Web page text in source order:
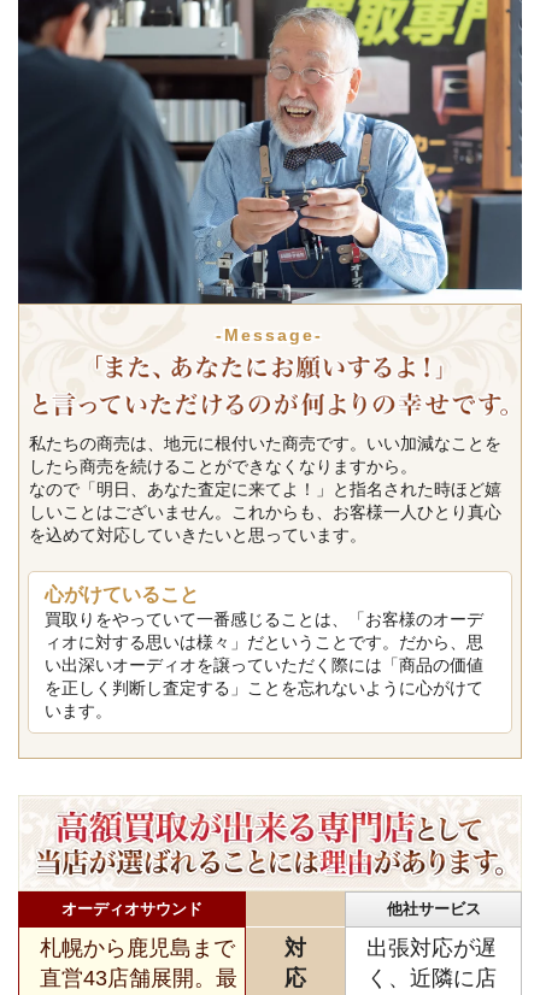
-Message-
私たちの商売は、地元に根付いた商売です。いい加減なことを
したら商売を続けることができなくなりますから。
なので「明日、あなた査定に来てよ！」と指名された時ほど嬉
しいことはございません。これからも、お客様一人ひとり真心
を込めて対応していきたいと思っています。
心がけていること
買取りをやっていて一番感じることは、「お客様のオーデ
ィオに対する思いは様々」だということです。だから、思
い出深いオーディオを譲っていただく際には「商品の価値
を正しく判断し査定する」ことを忘れないように心がけて
います。
オーディオサウンド 他社サービス
札幌から鹿児島まで
直営43店舗展開。最
対
応
出張対応が遅
く、近隣に店